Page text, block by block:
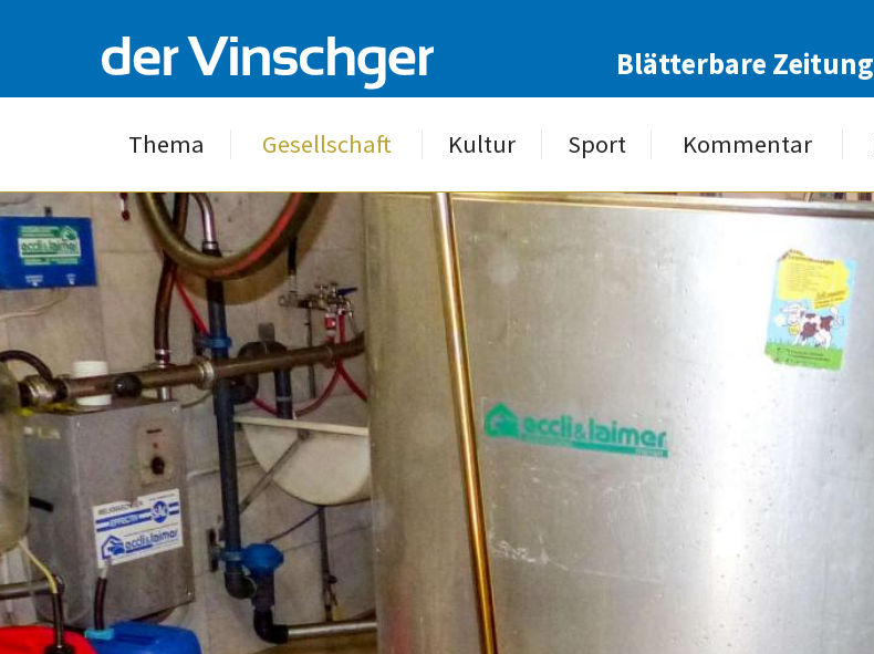
Blätterbare Zeitung
Thema Gesellschaft Kultur Sport Kommentar